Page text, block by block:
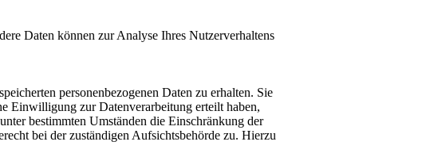
Daten können zur Analyse Ihres Nutzerverhaltens
personenbezogenen Daten zu erhalten. Sie
Einwilligung zur Datenverarbeitung erteilt haben,
bestimmten Umständen die Einschränkung der
bei der zuständigen Aufsichtsbehörde zu. Hierzu